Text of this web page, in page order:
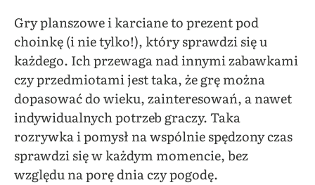
Gry planszowe i karciane to prezent pod
choinkę (i nie tylko!), który sprawdzi się u
każdego. Ich przewaga nad innymi zabawkami
czy przedmiotami jest taka, że grę można
dopasować do wieku, zainteresowań, a nawet
indywidualnych potrzeb graczy. Taka
rozrywka i pomysł na wspólnie spędzony czas
sprawdzi się w każdym momencie, bez
względu na porę dnia czy pogodę.